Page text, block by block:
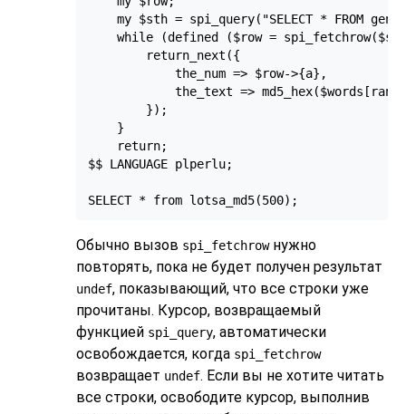
my $sth = spi_query("SELECT * FROM
while (defined ($row =
        return_next({
            the_num => $row->{a},
the_text => md5_hex($words[rand
        });
    }
    return;
$$ LANGUAGE plperlu;
SELECT * from lotsa_md5(500);
Обычно вызов spi_fetchrowнужно
повторять, пока не будет получен результат
undef, показывающий, что все строки уже
прочитаны. Курсор, возвращаемый
функцией spi_query, автоматически
освобождается, когда spi_fetchrow
возвращает undef. Если вы не хотите читать
все строки, освободите курсор, выполнив